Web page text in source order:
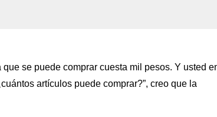
se puede comprar cuesta mil pesos. Y usted
artículos puede comprar?”, creo que la